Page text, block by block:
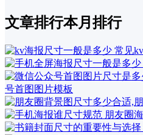
文章排行本月排行
号首图图片模板